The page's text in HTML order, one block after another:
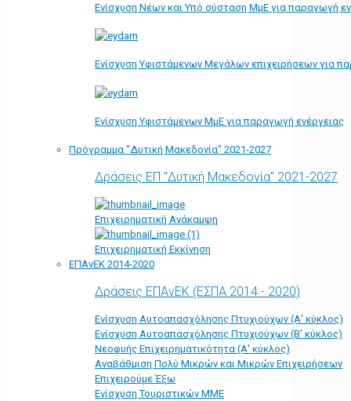
Ενίσχυση Νέων και Υπό σύσταση ΜμΕ για παραγωγή
Ενίσχυση Υφιστάμενων Μεγάλων επιχειρήσεων για
Ενίσχυση Υφιστάμενων ΜμΕ για παραγωγή ενέργειας
Πρόγραμμα “Δυτική Μακεδονία” 2021-2027
Δράσεις ΕΠ "Δυτική Μακεδονία" 2021-2027
Επιχειρηματική Ανάκαμψη
Επιχειρηματική Εκκίνηση
ΕΠΑνΕΚ 2014-2020
Δράσεις ΕΠΑνΕΚ (ΕΣΠΑ 2014 - 2020)
Ενίσχυση Αυτοαπασχόλησης Πτυχιούχων (Α' κύκλος)
Ενίσχυση Αυτοαπασχόλησης Πτυχιούχων (Β' κύκλος)
Νεοφυής Επιχειρηματικότητα (Α' κύκλος)
Αναβάθμιση Πολύ Μικρών και Μικρών Επιχειρήσεων
Επιχειρούμε Έξω
Ενίσχυση Τουριστικών ΜΜΕ